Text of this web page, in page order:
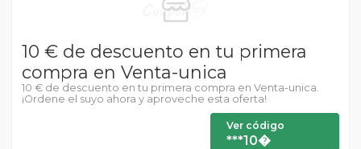
10 € de descuento en tu primera
compra en Venta-unica
10 € de descuento en tu primera compra en Venta-unica.
¡Ordene el suyo ahora y aproveche esta oferta!
Ver código
***10�